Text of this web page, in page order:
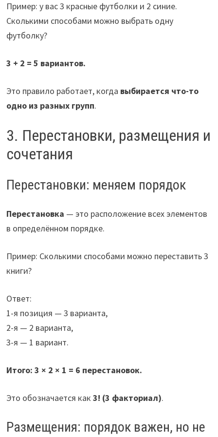
Пример: у вас 3 красные футболки и 2 синие.
Сколькими способами можно выбрать одну
футболку?
3 + 2 = 5 вариантов.
Это правило работает, когда выбирается что-то
одно из разных групп.
3. Перестановки, размещения и
сочетания
Перестановки: меняем порядок
Перестановка — это расположение всех элементов
в определённом порядке.
Пример: Сколькими способами можно переставить 3
книги?
Ответ:
1-я позиция — 3 варианта,
2-я — 2 варианта,
3-я — 1 вариант.
Итого: 3 × 2 × 1 = 6 перестановок.
Это обозначается как 3! (3 факториал).
Размещения: порядок важен, но не